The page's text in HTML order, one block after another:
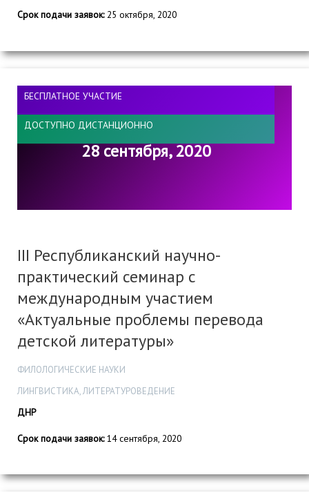
Срок подачи заявок:25 октября, 2020
БЕСПЛАТНОЕ УЧАСТИЕ
ДОСТУПНО ДИСТАНЦИОННО
28 сентября, 2020
III Республиканский научно-
практический семинар c
международным участием
«Актуальные проблемы перевода
детской литературы»
ФИЛОЛОГИЧЕСКИЕ НАУКИ
ЛИНГВИСТИКА, ЛИТЕРАТУРОВЕДЕНИЕ
ДНР
Срок подачи заявок:14 сентября, 2020